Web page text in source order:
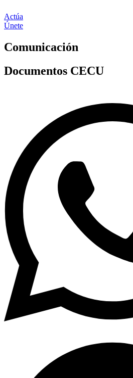
Actúa
Únete
Comunicación
Documentos CECU